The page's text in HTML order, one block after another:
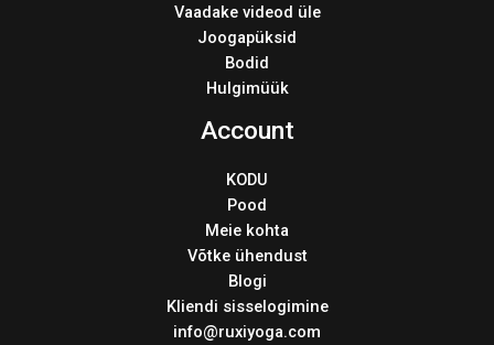
Vaadake videod üle
Joogapüksid
Bodid
Hulgimüük
Account
KODU
Pood
Meie kohta
Võtke ühendust
Blogi
Kliendi sisselogimine
info@ruxiyoga.com